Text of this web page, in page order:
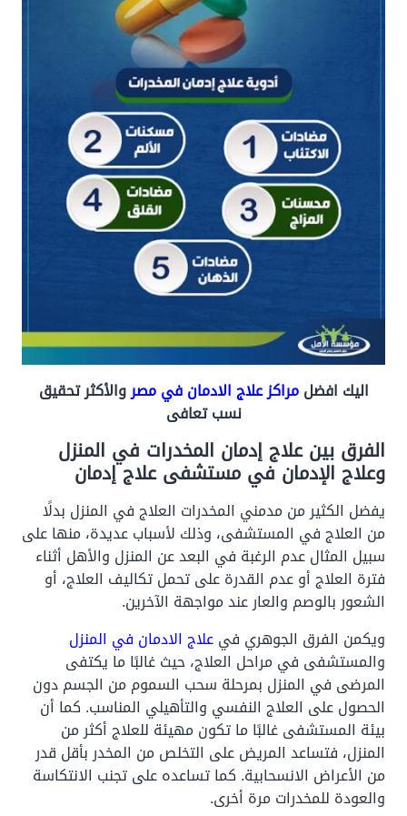
اليك افضلمراكز علاج الادمان في مصروالأكثر تحقيق
نسب تعافى
الفرق بين علاج إدمان المخدرات في المنزل
وعلاج الإدمان في مستشفى علاج إدمان
يفضل الكثير من مدمني المخدرات العلاج في المنزل بدلًا
من العلاج في المستشفى، وذلك لأسباب عديدة، منها على
سبيل المثال عدم الرغبة في البعد عن المنزل والأهل أثناء
فترة العلاج أو عدم القدرة على تحمل تكاليف العلاج، أو
الشعور بالوصم والعار عند مواجهة الآخرين.
ويكمن الفرق الجوهري فيعلاج الادمان في المنزل
والمستشفى في مراحل العلاج، حيث غالبًا ما يكتفى
المرضى في المنزل بمرحلة سحب السموم من الجسم دون
الحصول على العلاج النفسي والتأهيلي المناسب. كما أن
بيئة المستشفى غالبًا ما تكون مهيئة للعلاج أكثر من
المنزل، فتساعد المريض على التخلص من المخدر بأقل قدر
من الأعراض الانسحابية. كما تساعده على تجنب الانتكاسة
والعودة للمخدرات مرة أخرى.